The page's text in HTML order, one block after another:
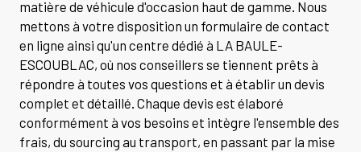
matière de véhicule d'occasion haut de gamme. Nous
mettons à votre disposition un formulaire de contact
en ligne ainsi qu'un centre dédié à LA BAULE-
ESCOUBLAC, où nos conseillers se tiennent prêts à
répondre à toutes vos questions et à établir un devis
complet et détaillé. Chaque devis est élaboré
conformément à vos besoins et intègre l'ensemble des
frais, du sourcing au transport, en passant par la mise